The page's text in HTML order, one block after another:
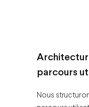
parcours
Nous